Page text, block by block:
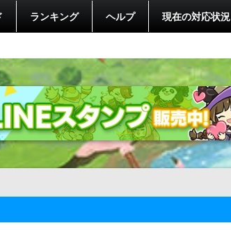
ランキング ヘルプ 現在の対応状況